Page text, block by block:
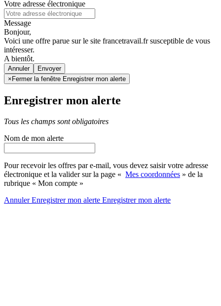
Votre adresse électronique
Message
Bonjour,
Voici une offre parue sur le site francetravail.fr susceptible de vous
intéresser.
A bientôt.
Annuler
× Fermer la fenêtre Enregistrer mon alerte
Enregistrer mon alerte
Tous les champs sont obligatoires
Nom de mon alerte
Pour recevoir les offres par e-mail, vous devez saisir votre adresse
électronique et la valider sur la page « Mes coordonnées » de la
rubrique « Mon compte »
AnnulerEnregistrer mon alerte Enregistrermon alerte